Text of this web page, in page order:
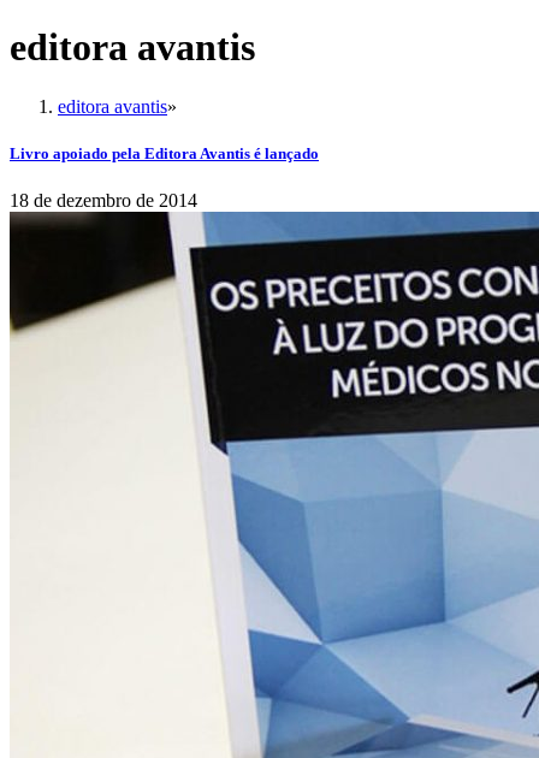
editora avantis
editora avantis»
Livro apoiado pela Editora Avantis é lançado
18 de dezembro de 2014